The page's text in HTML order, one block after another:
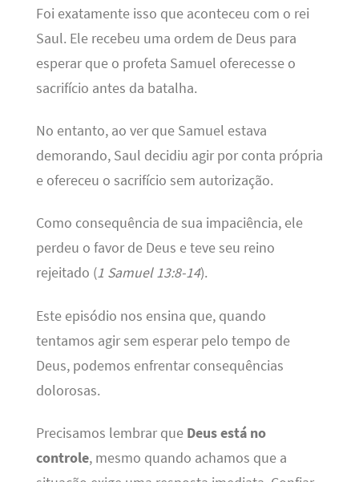
Foi exatamente isso que aconteceu com o rei
Saul. Ele recebeu uma ordem de Deus para
esperar que o profeta Samuel oferecesse o
sacrifício antes da batalha.
No entanto, ao ver que Samuel estava
demorando, Saul decidiu agir por conta própria
e ofereceu o sacrifício sem autorização.
Como consequência de sua impaciência, ele
perdeu o favor de Deus e teve seu reino
rejeitado (1 Samuel 13:8-14).
Este episódio nos ensina que, quando
tentamos agir sem esperar pelo tempo de
Deus, podemos enfrentar consequências
dolorosas.
Precisamos lembrar que Deus está no
controle, mesmo quando achamos que a